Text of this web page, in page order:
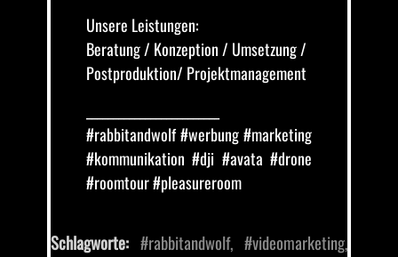
Unsere Leistungen:
Beratung / Konzeption / Umsetzung /
Postproduktion/ Projektmanagement
#rabbitandwolf #werbung #marketing
#kommunikation #dji #avata #drone
#roomtour #pleasureroom
Schlagworte: #rabbitandwolf,#videomarketing,